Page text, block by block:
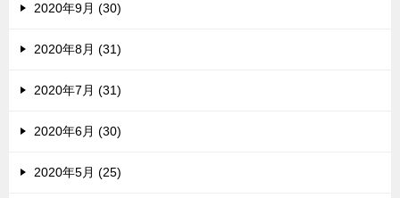
2020年9月 (30)
2020年8月 (31)
2020年7月 (31)
2020年6月 (30)
2020年5月 (25)